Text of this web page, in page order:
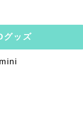
グッズ